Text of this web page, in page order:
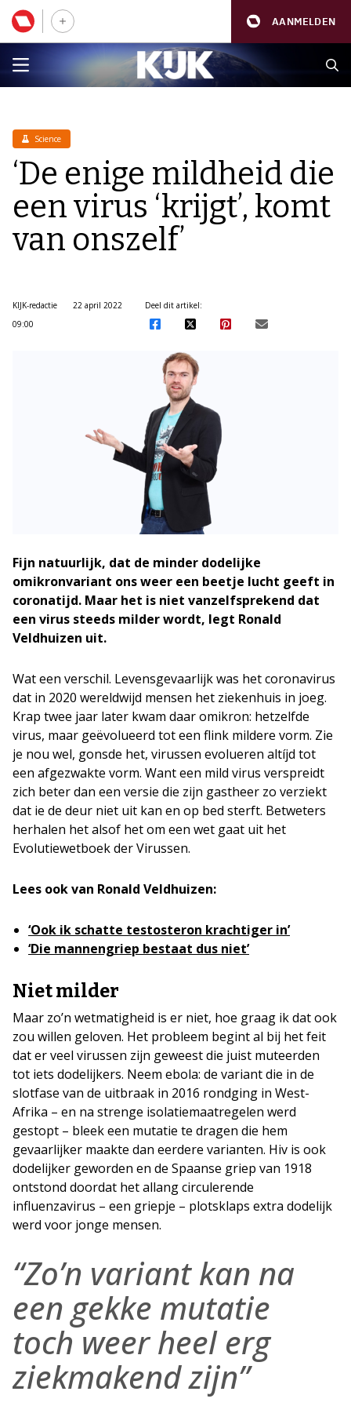
AANMELDEN
Science
‘De enige mildheid die
een virus ‘krijgt’, komt
van onszelf’
KIJK-redactie
22 april 2022
09:00
Deel dit artikel:
Fijn natuurlijk, dat de minder dodelijke
omikronvariant ons weer een beetje lucht geeft in
coronatijd. Maar het is niet vanzelfsprekend dat
een virus steeds milder wordt, legt Ronald
Veldhuizen uit.
Wat een verschil. Levensgevaarlijk was het coronavirus
dat in 2020 wereldwijd mensen het ziekenhuis in joeg.
Krap twee jaar later kwam daar omikron: hetzelfde
virus, maar geëvolueerd tot een flink mildere vorm. Zie
je nou wel, gonsde het, virussen evolueren altíjd tot
een afgezwakte vorm. Want een mild virus verspreidt
zich beter dan een versie die zijn gastheer zo verziekt
dat ie de deur niet uit kan en op bed sterft. Betweters
herhalen het alsof het om een wet gaat uit het
Evolutiewetboek der Virussen.
Lees ook van Ronald Veldhuizen:
‘Ook ik schatte testosteron krachtiger in’
‘Die mannengriep bestaat dus niet’
Niet milder
Maar zo’n wetmatigheid is er niet, hoe graag ik dat ook
zou willen geloven. Het probleem begint al bij het feit
dat er veel virussen zijn geweest die juist muteerden
tot iets dodelijkers. Neem ebola: de variant die in de
slotfase van de uitbraak in 2016 rondging in West-
Afrika – en na strenge isolatiemaatregelen werd
gestopt – bleek een mutatie te dragen die hem
gevaarlijker maakte dan eerdere varianten. Hiv is ook
dodelijker geworden en de Spaanse griep van 1918
ontstond doordat het allang circulerende
influenzavirus – een griepje – plotsklaps extra dodelijk
werd voor jonge mensen.
“Zo’n variant kan na
een gekke mutatie
toch weer heel erg
ziekmakend zijn”